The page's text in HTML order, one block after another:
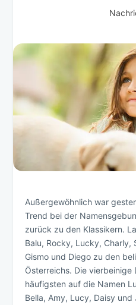
Außergewöhnlich war
Trend bei der
zurück zu den Klassikern.
Balu, Rocky, Lucky, Charly,
Gismo und Diego zu den
Österreichs. Die vierbeinige
häufigsten auf die Namen
Bella, Amy, Lucy, Daisy und